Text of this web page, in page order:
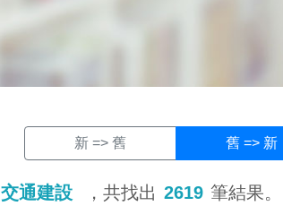
新 => 舊 舊 => 新
交通建設 ，共找出 2619 筆結果。